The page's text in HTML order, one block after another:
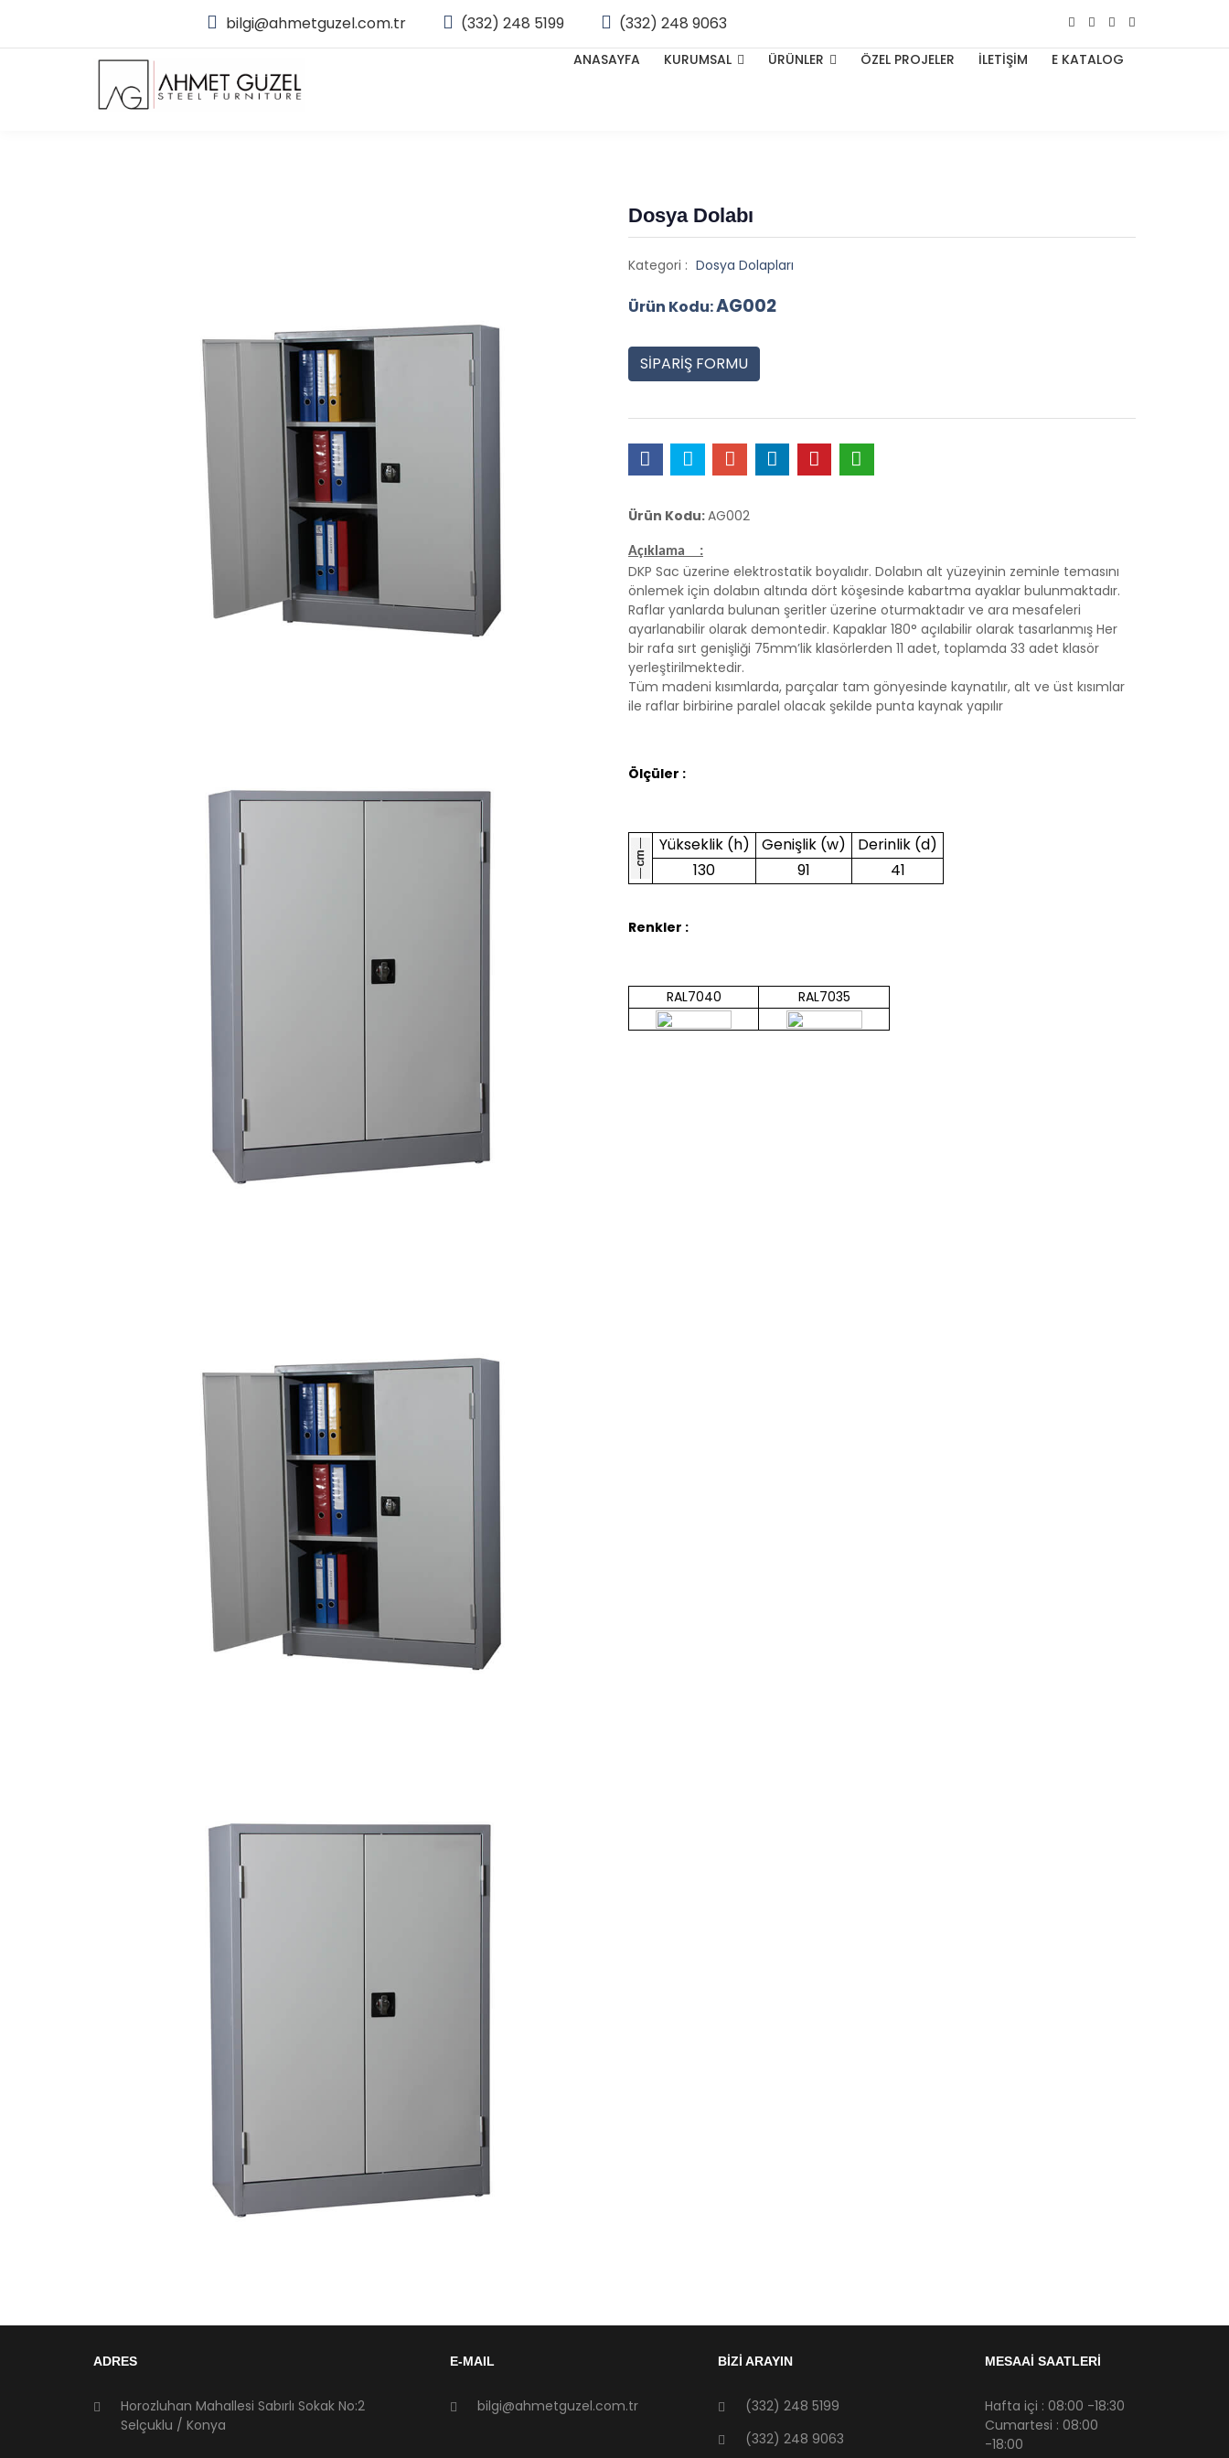
bilgi@ahmetguzel.com.tr (332) 248 5199 (332) 248 9063
ANASAYFA KURUMSAL ÜRÜNLER ÖZEL PROJELER İLETİŞİM E KATALOG
Dosya Dolabı
Kategori : Dosya Dolapları
Ürün Kodu:AG002
SİPARİŞ FORMU
Ürün Kodu:AG002
Açıklama :
DKP Sac üzerine elektrostatik boyalıdır. Dolabın alt yüzeyinin zeminle temasını
önlemek için dolabın altında dört köşesinde kabartma ayaklar bulunmaktadır.
Raflar yanlarda bulunan şeritler üzerine oturmaktadır ve ara mesafeleri
ayarlanabilir olarak demontedir. Kapaklar 180° açılabilir olarak tasarlanmış Her
bir rafa sırt genişliği 75mm’lik klasörlerden 11 adet, toplamda 33 adet klasör
yerleştirilmektedir.
Tüm madeni kısımlarda, parçalar tam gönyesinde kaynatılır, alt ve üst kısımlar
ile raflar birbirine paralel olacak şekilde punta kaynak yapılır
Ölçüler :
Yükseklik (h) Genişlik (w)
Derinlik (d)
130
91 41
Renkler :
RAL7040 RAL7035
ADRES
Horozluhan Mahallesi Sabırlı Sokak No:2
Selçuklu / Konya
E-MAIL
bilgi@ahmetguzel.com.tr
BİZİ ARAYIN
(332) 248 5199
(332) 248 9063
MESAAİ SAATLERİ
Hafta içi : 08:00 -18:30
Cumartesi : 08:00
-18:00